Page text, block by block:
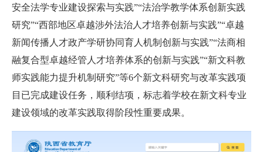
安全法学专业建设探索与实践”“法治学教学体系创新实践
研究”“西部地区卓越涉外法治人才培养创新与实践”“卓越
新闻传播人才政产学研协同育人机制创新与实践”“法商相
融复合型卓越经管人才培养体系的创新与实践”“新文科教
师实践能力提升机制研究”等6个新文科研究与改革实践项
目 已完成建设任务，顺利结项，标志着学校在新文科专业
建设领域的改革实践取得阶段性重要成果。